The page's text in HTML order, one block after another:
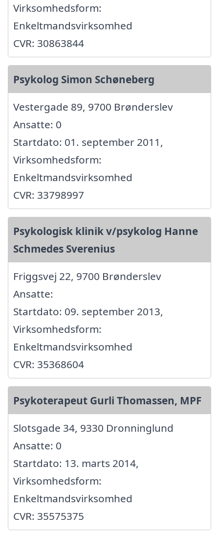
Virksomhedsform:
Enkeltmandsvirksomhed
CVR: 30863844
Psykolog Simon Schøneberg
Vestergade 89, 9700 Brønderslev
Ansatte: 0
Startdato: 01. september 2011,
Virksomhedsform:
Enkeltmandsvirksomhed
CVR: 33798997
Psykologisk klinik v/psykolog Hanne
Schmedes Sverenius
Friggsvej 22, 9700 Brønderslev
Ansatte:
Startdato: 09. september 2013,
Virksomhedsform:
Enkeltmandsvirksomhed
CVR: 35368604
Psykoterapeut Gurli Thomassen, MPF
Slotsgade 34, 9330 Dronninglund
Ansatte: 0
Startdato: 13. marts 2014,
Virksomhedsform:
Enkeltmandsvirksomhed
CVR: 35575375